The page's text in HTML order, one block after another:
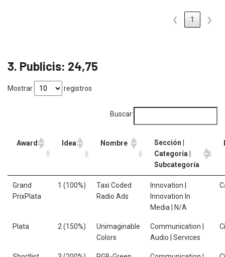
❮ 1 ❯
3. Publicis: 24,75
Mostrar registros
Buscar:
Award Idea Nombre
Sección |
Categoría |
Subcategoría
Grand
PrixPlata
1 (100%)
Taxi Coded
Radio Ads
Innovation |
Innovation In
Media | N/A
Plata 2 (150%)
Unimaginable
Colors
Communication |
Audio | Services